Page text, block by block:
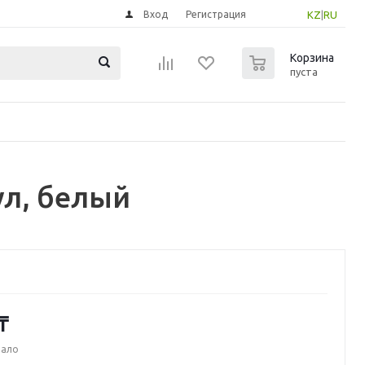
KZ RU
Вход Регистрация
Корзина
пуста
белый